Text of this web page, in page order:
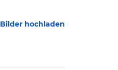
Bilder hochladen